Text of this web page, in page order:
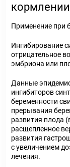
Применение при
Ингибирование
отрицательное
эмбриона или
Данные
ингибиторов
беременности
прерывания
развития плода
расщепленное
развития
с увеличением
лечения.